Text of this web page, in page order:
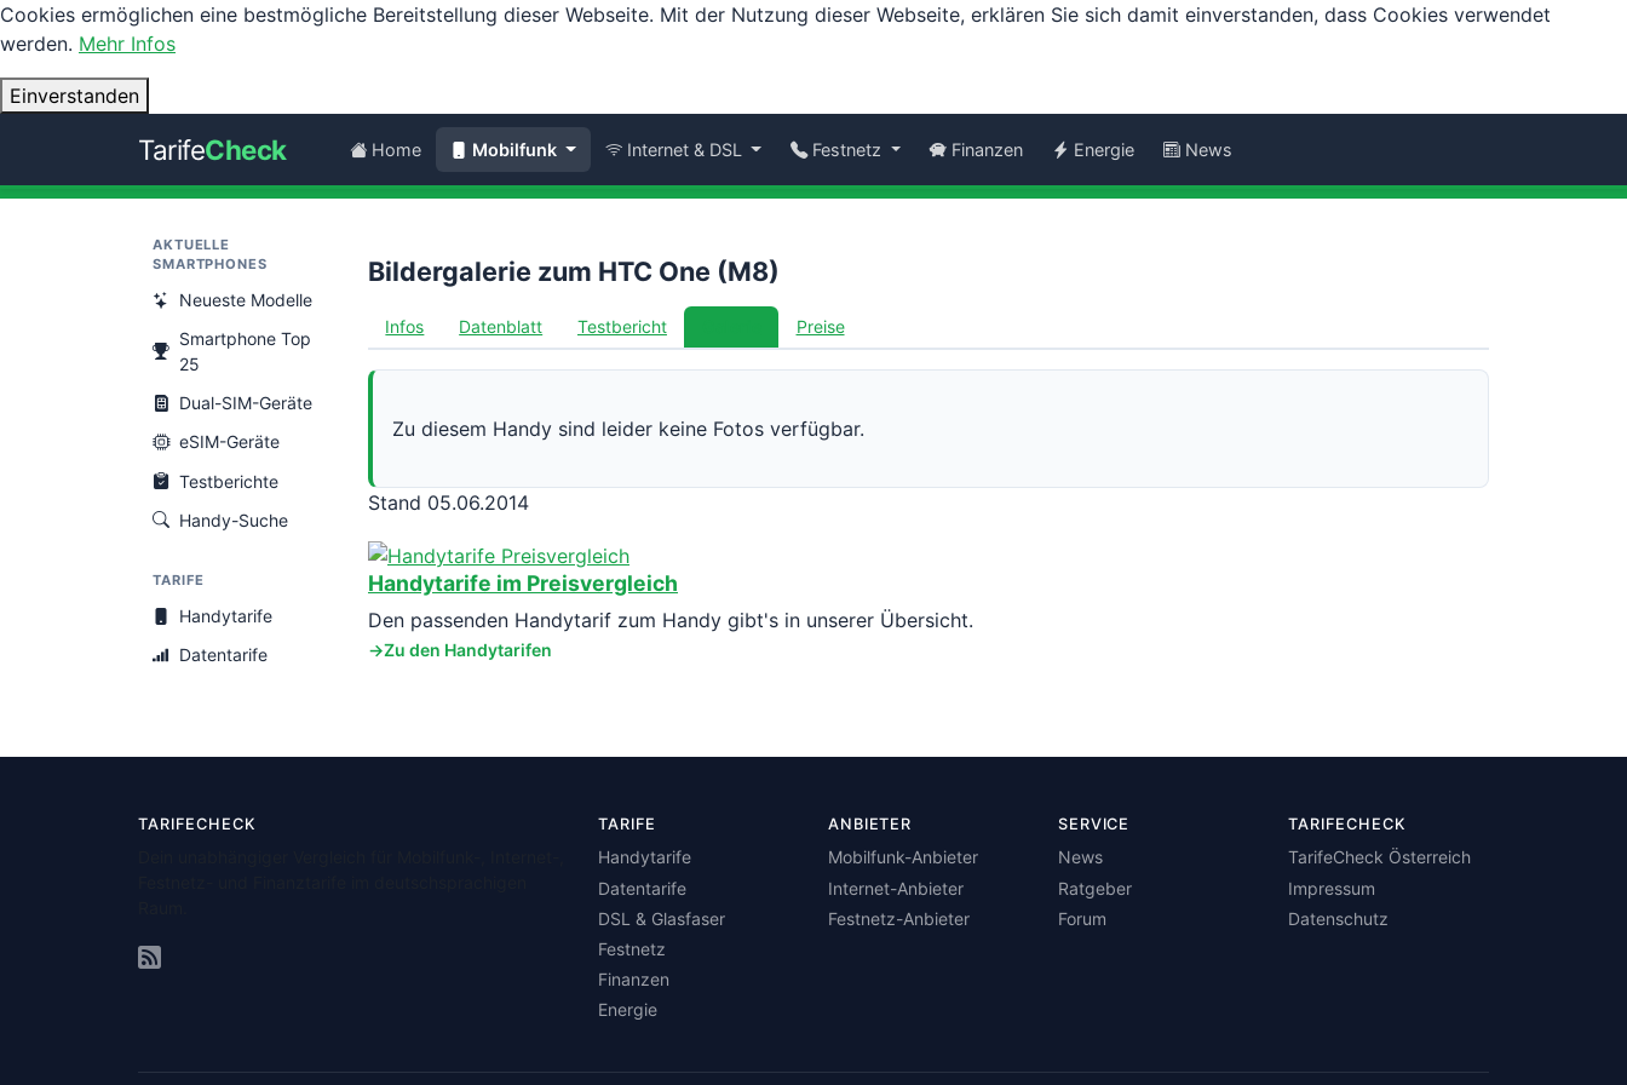
Cookies ermöglichen eine bestmögliche Bereitstellung dieser Webseite. Mit der Nutzung dieser Webseite, erklären Sie sich damit einverstanden, dass Cookies verwendet
werden. Mehr Infos
Einverstanden
TarifeCheck Home Mobilfunk Internet & DSL Festnetz Finanzen Energie News
AKTUELLE
SMARTPHONES
Neueste Modelle
Smartphone Top
25
Dual-SIM-Geräte
eSIM-Geräte
Testberichte
Handy-Suche
TARIFE
Handytarife
Datentarife
Bildergalerie zum HTC One (M8)
Infos Datenblatt Testbericht Preise
Zu diesem Handy sind leider keine Fotos verfügbar.
Stand 05.06.2014
Handytarife im Preisvergleich
Den passenden Handytarif zum Handy gibt's in unserer Übersicht.
Zu den Handytarifen
TARIFECHECK TARIFE
Handytarife
Datentarife
DSL & Glasfaser
Festnetz
Finanzen
Energie
ANBIETER
Mobilfunk-Anbieter
Internet-Anbieter
Festnetz-Anbieter
SERVICE
News
Ratgeber
Forum
TARIFECHECK
TarifeCheck Österreich
Impressum
Datenschutz